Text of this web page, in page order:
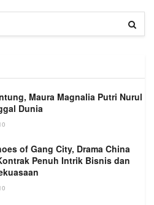
Maura Magnalia Putri Nurul
Dunia
of Gang City, Drama China
Penuh Intrik Bisnis dan